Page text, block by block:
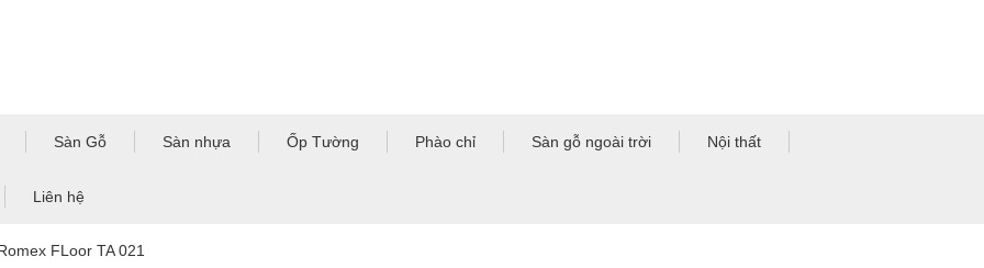
Sàn Gỗ Sàn nhựa Ốp Tường Phào chỉ Sàn gỗ ngoài trời Nội thất
Liên hệ
FLoor TA 021